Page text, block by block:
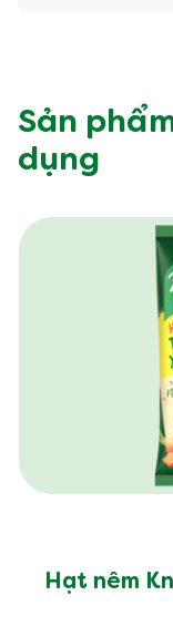
Sản
dụng
Hạt nêm